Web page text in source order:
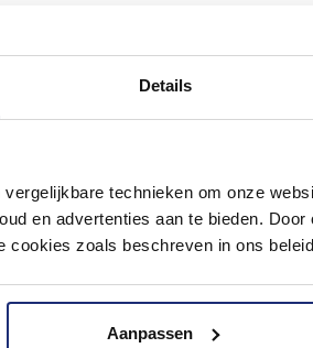
Details
technieken om onze
en advertenties aan te bieden.
cookies zoals beschreven in ons
Aanpassen
Instagram met
vol met unieke badkamerstijlen.